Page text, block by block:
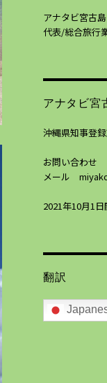
アナタビ宮古島
代表/総合旅
アナタビ宮
沖縄県知事登
お問い合わせ
メール
2021年10月1日
翻訳